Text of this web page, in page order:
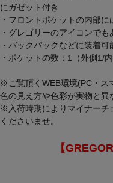
にガゼット付き
・フロントポケットの内部に
・グレゴリーのアイコンで
・バックパックなどに装着可
・ポケットの数：1（外側1/内
※ご覧頂くWEB環境(PC・ス
色の見え方や色彩が実物と異
※入荷時期によりマイナーチ
くださいませ。
【